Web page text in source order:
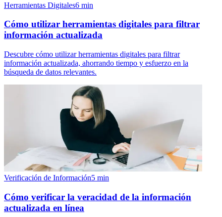
Herramientas Digitales6 min
Cómo utilizar herramientas digitales para filtrar
información actualizada
Descubre cómo utilizar herramientas digitales para filtrar
información actualizada, ahorrando tiempo y esfuerzo en la
búsqueda de datos relevantes.
Verificación de Información5 min
Cómo verificar la veracidad de la información
actualizada en línea